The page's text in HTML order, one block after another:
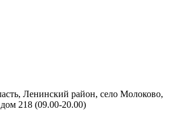
Ленинский район, село Молоково,
218 (09.00-20.00)